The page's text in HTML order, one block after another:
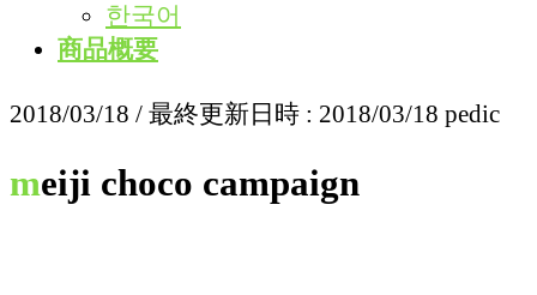
한국어
商品概要
2018/03/18 / 最終更新日時 : 2018/03/18 pedic
meiji choco campaign